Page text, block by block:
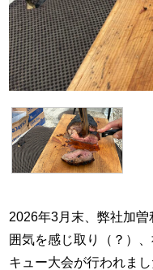
2026年3月末、弊社加
囲気を感じ取り（？）
キュー大会が行われまし